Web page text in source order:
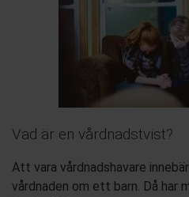
Vad är en vårdnadstvist?
Att vara vårdnadshavare
vårdnaden om ett barn. Då